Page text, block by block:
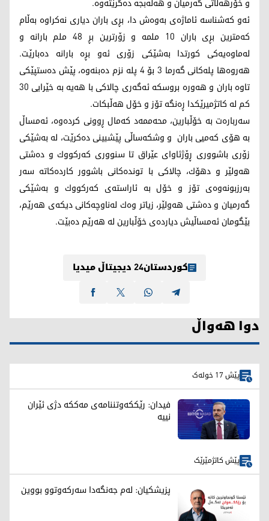
ئەو کەشناسە ئاماژەی بەوەش دا، بڕی باران دیاری نه‌كراوه‌ به‌ڵام
كه‌مترین بڕی باران 10 ملمه‌ و زۆرترین بڕ 48 ملم بارانه‌ و
له‌ماوه‌یه‌كی كورتدا به‌شێكی زۆری ئه‌و بڕه‌ بارانه‌ ده‌بارێت.
هەروەها پله‌كانی گه‌رما 3 بۆ 4 پله‌ نزم دەبنەوە، پێش ده‌ستپێكی
تاوه‌ باران و هه‌وره‌ بروسكه‌ ئه‌گه‌ری چالاكی با هه‌یه‌ به‌ خێرایی 30
کم له‌ کاتژمیرێکدا ڕه‌نگه‌ تۆز و خۆل ‌هەڵبکات.
سەربارەت بە خۆڵبارین، محەممەد کەمال ڕوونی کردەوە، ئه‌مساڵ
به‌ هۆی كه‌میی باران ‌ و وشكه‌ساڵی پێشبینی دەکرێت، له‌ به‌شێكی
زۆری باشووری ڕۆژئاوای عێراق تا سنووری كه‌ركووك و ده‌شتی
هه‌ولێر و دهۆك، چالاكی با‌ تونده‌كانی باشوور كارده‌كاته‌ سه‌ر
به‌رزبونه‌وه‌ی تۆز و خۆل به‌ ئاراسته‌ی كه‌ركووك و به‌شێكی
گه‌رمیان و ده‌شتی هه‌ولێر، زیاتر وه‌ك له‌ناوچه‌كانی دیكه‌ی هه‌رێم،
بێگومان ئه‌مساڵیش دیارده‌ی خۆڵبارین لە هەرێم دەبێت.
کوردستان24 دیجیتاڵ میدیا
دوا هەواڵ
پێش 17 خولەک
فیدان: رێککەوتننامەی مەککە دژی ئێران
نییە
پێش کاتژمێرێک
پزیشکیان: لەم جەنگەدا سەرکەوتوو بووین